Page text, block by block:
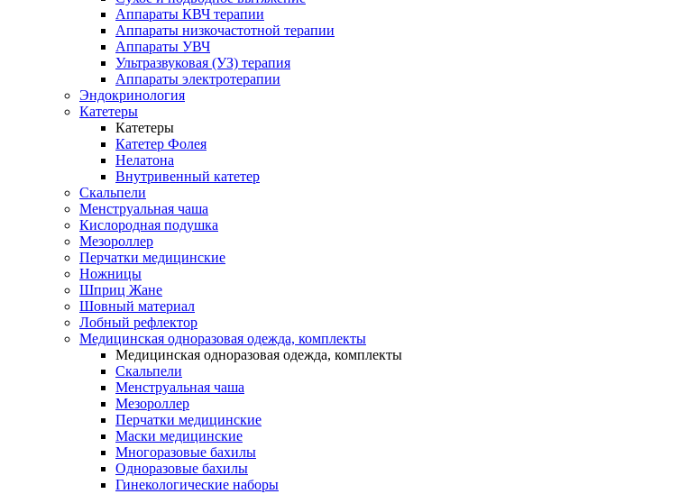
Аппараты КВЧ терапии
Аппараты низкочастотной терапии
Аппараты УВЧ
Ультразвуковая (УЗ) терапия
Аппараты электротерапии
Эндокринология
Катетеры
Катетеры
Катетер Фолея
Нелатона
Внутривенный катетер
Скальпели
Менструальная чаша
Кислородная подушка
Мезороллер
Перчатки медицинские
Ножницы
Шприц Жане
Шовный материал
Лобный рефлектор
Медицинская одноразовая одежда, комплекты
Медицинская одноразовая одежда, комплекты
Скальпели
Менструальная чаша
Мезороллер
Перчатки медицинские
Маски медицинские
Многоразовые бахилы
Одноразовые бахилы
Гинекологические наборы